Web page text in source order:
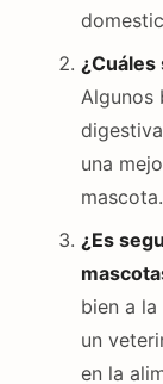
¿Cuáles
Algunos
una
mascota.
¿Es
bien a
un
en la